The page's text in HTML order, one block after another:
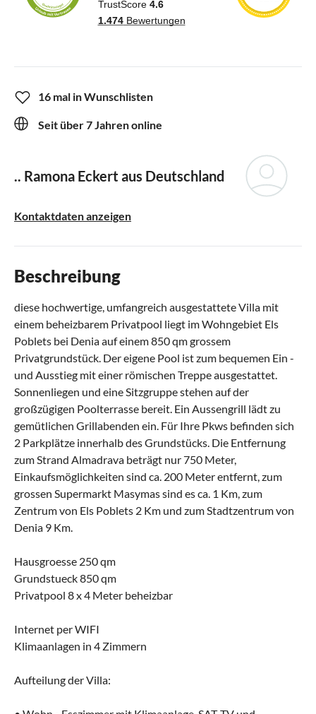
16 mal in Wunschlisten
Seit über 7 Jahren online
.. Ramona Eckert aus Deutschland
Kontaktdaten anzeigen
Beschreibung
diese hochwertige, umfangreich ausgestattete Villa mit
einem beheizbarem Privatpool liegt im Wohngebiet Els
Poblets bei Denia auf einem 850 qm grossem
Privatgrundstück. Der eigene Pool ist zum bequemen Ein -
und Ausstieg mit einer römischen Treppe ausgestattet.
Sonnenliegen und eine Sitzgruppe stehen auf der
großzügigen Poolterrasse bereit. Ein Aussengrill lädt zu
gemütlichen Grillabenden ein. Für Ihre Pkws befinden sich
2 Parkplätze innerhalb des Grundstücks. Die Entfernung
zum Strand Almadrava beträgt nur 750 Meter,
Einkaufsmöglichkeiten sind ca. 200 Meter entfernt, zum
grossen Supermarkt Masymas sind es ca. 1 Km, zum
Zentrum von Els Poblets 2 Km und zum Stadtzentrum von
Denia 9 Km.
Hausgroesse 250 qm
Grundstueck 850 qm
Privatpool 8 x 4 Meter beheizbar
Internet per WIFI
Klimaanlagen in 4 Zimmern
Aufteilung der Villa: